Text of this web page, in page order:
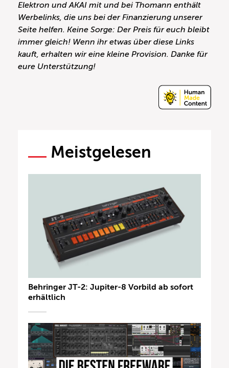
Elektron und AKAI mit und bei Thomann enthält
Werbelinks, die uns bei der Finanzierung unserer
Seite helfen. Keine Sorge: Der Preis für euch bleibt
immer gleich! Wenn ihr etwas über diese Links
kauft, erhalten wir eine kleine Provision. Danke für
eure Unterstützung!
Meistgelesen
Behringer JT-2: Jupiter-8 Vorbild ab sofort
erhältlich